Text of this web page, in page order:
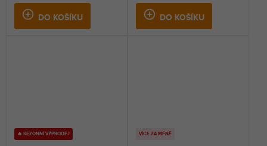
DO KOŠÍKU DO KOŠÍKU
🔥 SEZONNÍ VÝPRODEJ VÍCE ZA MÉNĚ